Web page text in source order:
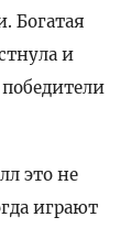
Богатая
и
это не
играют